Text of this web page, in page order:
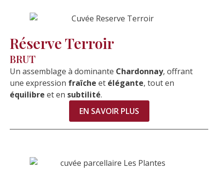
Réserve Terroir
BRUT
Un assemblage à dominante Chardonnay, offrant
une expression fraîche et élégante, tout en
équilibre et en subtilité.
EN SAVOIR PLUS